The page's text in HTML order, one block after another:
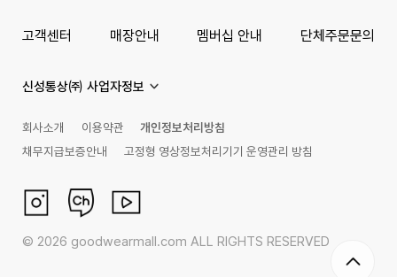
고객센터 매장안내 멤버십 안내 단체주문문의
신성통상㈜ 사업자정보
회사소개 이용약관
개인정보처리방침
채무지급보증안내
고정형 영상정보처리기기 운영관리 방침
© 2026 goodwearmall.com ALL RIGHTS RESERVED